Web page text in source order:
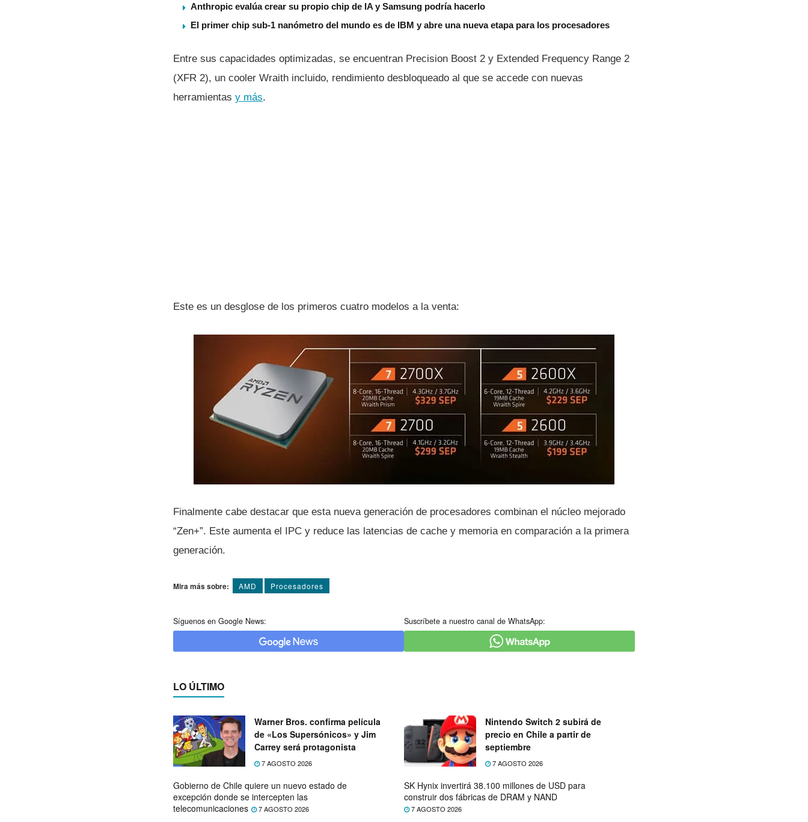
Anthropic evalúa crear su propio chip de IA y Samsung podría hacerlo
El primer chip sub-1 nanómetro del mundo es de IBM y abre una nueva etapa para los procesadores
Entre sus capacidades optimizadas, se encuentran Precision Boost 2 y Extended Frequency Range 2
(XFR 2), un cooler Wraith incluido, rendimiento desbloqueado al que se accede con nuevas
herramientas y más.
Este es un desglose de los primeros cuatro modelos a la venta:
Finalmente cabe destacar que esta nueva generación de procesadores combinan el núcleo mejorado
“Zen+”. Este aumenta el IPC y reduce las latencias de cache y memoria en comparación a la primera
generación.
Mira más sobre: AMD Procesadores
Síguenos en Google News: Suscríbete a nuestro canal de WhatsApp:
LO ÚLTIMO
Warner Bros. confirma película
de «Los Supersónicos» y Jim
Carrey será protagonista
7 AGOSTO 2026
Nintendo Switch 2 subirá de
precio en Chile a partir de
septiembre
7 AGOSTO 2026
Gobierno de Chile quiere un nuevo estado de
excepción donde se intercepten las
telecomunicaciones
7 AGOSTO 2026
SK Hynix invertirá 38.100 millones de USD para
construir dos fábricas de DRAM y NAND
7 AGOSTO 2026